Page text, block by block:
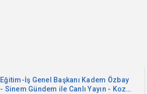
Eğitim-İş Genel Başkanı Kadem Özbay
- Sinem Gündem ile Canlı Yayın - Koza